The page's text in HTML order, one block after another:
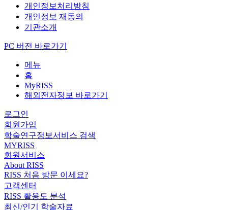
개인정보처리방침
개인정보 재동의
기관소개
PC 버전 바로가기
메뉴
홈
MyRISS
해외전자정보 바로가기
로그인
회원가입
학술연구정보서비스 검색
MYRISS
회원서비스
About RISS
RISS 처음 방문 이세요?
고객센터
RISS 활용도 분석
최신/인기 학술자료